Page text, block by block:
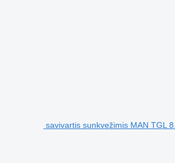
savivartis sunkvežimis MAN TGL